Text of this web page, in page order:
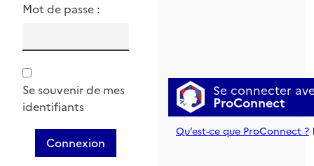
Mot de passe :
Se souvenir de mes
identifiants
Connexion
Se connecter
ProConnect
Qu’est-ce que ProConnect ?